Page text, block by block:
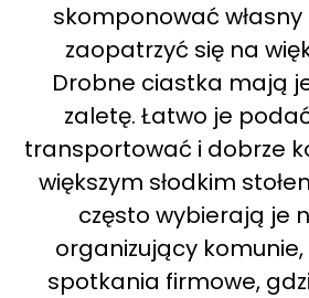
skomponować
zaopatrzyć się na
Drobne ciastka mają
zaletę. Łatwo je
transportować i dobrze
większym słodkim
często wybierają je
organizujący komunie,
spotkania firmowe,